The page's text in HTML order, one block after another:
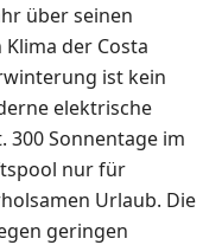
über seinen
der Costa
ist kein
elektrische
300 Sonnentage im
nur für
Urlaub. Die
geringen